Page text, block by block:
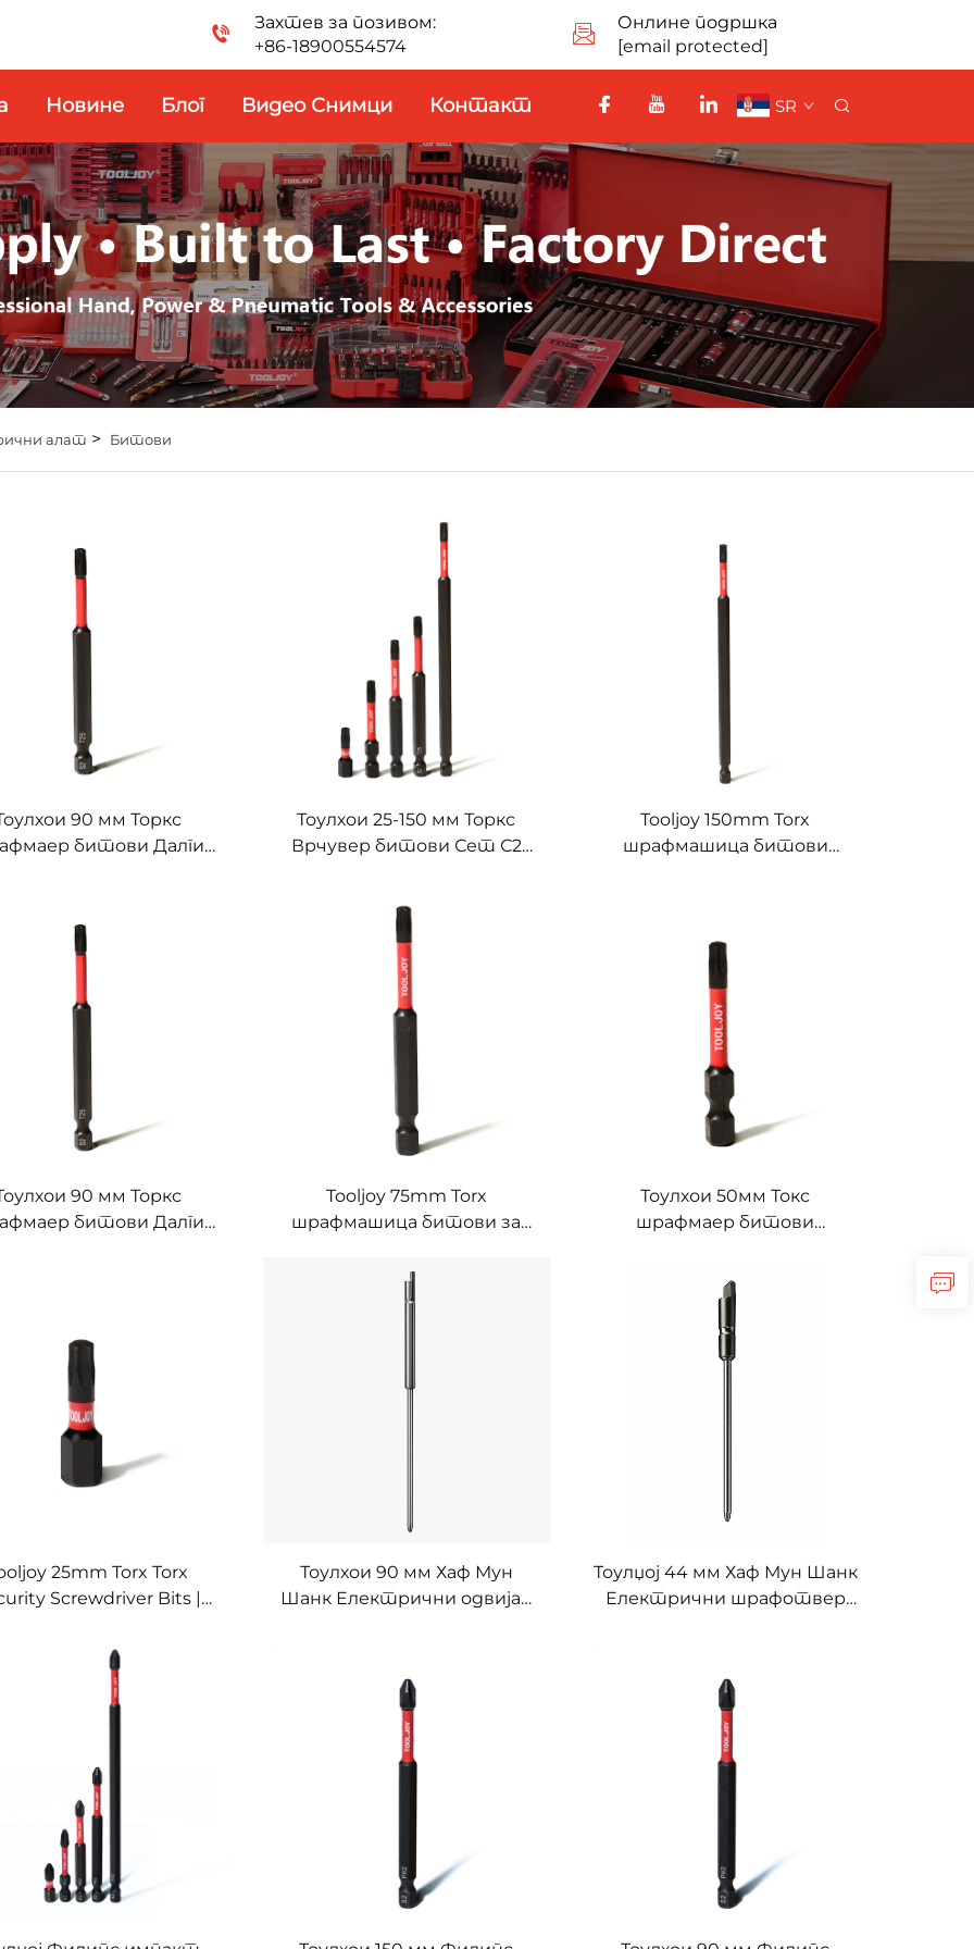
Захтев за позивом:
+86-18900554574
Онлине подршка
[email protected]
Новине Блог Видео Снимци Контакт SR
алат > Битови
90 мм Торкс
битови Далги
шрафмаре и
енергетске
Тоулхои 25-150 мм Торкс
Врчувер битови Сет С2
алате Индустријско
причвршћивање
Tooljoy 150mm Torx
шрафмашица битови
индустријску употребу
90 мм Торкс
битови Далги
алате
Tooljoy 75mm Torx
шрафмашица битови за
ударни возач битови за
електричне шрафмашице
Тоулхои 50мм Токс
шрафмаер битови
алате
25mm Torx Torx
Screwdriver Bits |
Bits for Power Tools
Тоулхои 90 мм Хаф Мун
Шанк Електрични одвијач
окретником
Тоулџој 44 мм Хаф Мун Шанк
Електрични шрафотвер
шрафотвер битови за
Електрични шрафотвер и
Електрични алати